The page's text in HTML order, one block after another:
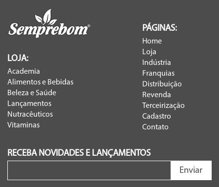
PÁGINAS:
Home
Loja
Indústria
Franquias
Distribuição
Revenda
Terceirização
Cadastro
Contato
LOJA:
Academia
Alimentos e Bebidas
Beleza e Saúde
Lançamentos
Nutracêuticos
Vitaminas
RECEBA NOVIDADES E LANÇAMENTOS
Enviar